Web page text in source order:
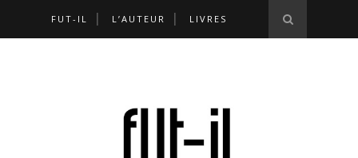
FUT-IL L’AUTEUR LIVRES